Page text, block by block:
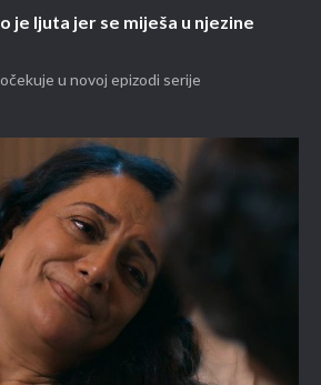
je ljuta jer se miješa u njezine
u novoj epizodi serije